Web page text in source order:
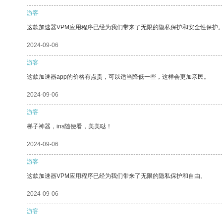
游客
这款加速器VPM应用程序已经为我们带来了无限的隐私保护和安全性保护
2024-09-06
游客
这款加速器app的价格有点贵，可以适当降低一些，这样会更加亲民。
2024-09-06
游客
梯子神器，ins随便看，美美哒！
2024-09-06
游客
这款加速器VPM应用程序已经为我们带来了无限的隐私保护和自由。
2024-09-06
游客